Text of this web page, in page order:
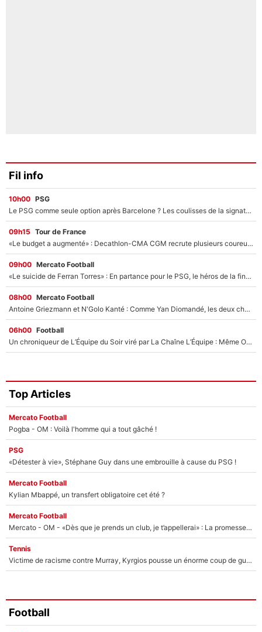
Fil info
10h00 PSG
Le PSG comme seule option après Barcelone ? Les coulisses de la signature historique de Lionel Messi sont révélées au grand jour !
09h15 Tour de France
«Le budget a augmenté» : Decathlon-CMA CGM recrute plusieurs coureurs pour offrir à Paul Seixas une équipe pour gagner le Tour de France 2027
09h00 Mercato Football
«Le suicide de Ferran Torres» : En partance pour le PSG, le héros de la finale de la Coupe du monde s'attire les foudres de la presse espagnole !
08h00 Mercato Football
Antoine Griezmann et N'Golo Kanté : Comme Yan Diomandé, les deux champions du monde ont refusé de signer au PSG !
06h00 Football
Un chroniqueur de L’Équipe du Soir viré par La Chaîne L’Équipe : Même Olivier Ménard n’avait pas pu empêcher son départ, «je l’ai appris sur Twitter, je l’ai vécu assez mal»
Top Articles
Mercato Football
Pogba - OM : Voilà l'homme qui a tout gâché !
PSG
«Détester à vie», Stéphane Guy dans une embrouille à cause du PSG !
Mercato Football
Kylian Mbappé, un transfert obligatoire cet été ?
Mercato Football
Mercato - OM - «Dès que je prends un club, je t’appellerai» : La promesse de Marcelino au moment de claquer la porte
Tennis
Victime de racisme contre Murray, Kyrgios pousse un énorme coup de gueule !
Football